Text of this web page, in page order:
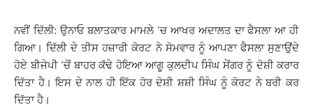
ਨਵੀਂ ਦਿੱਲੀ: ਉਨਾਓ ਬਲਾਤਕਾਰ ਮਾਮਲੇ ‘ਚ ਆਖਰ ਅਦਾਲਤ ਦਾ ਫੈਸਲਾ ਆ ਹੀ
ਗਿਆ। ਦਿੱਲੀ ਦੇ ਤੀਸ ਹਜ਼ਾਰੀ ਕੋਰਟ ਨੇ ਸੋਮਵਾਰ ਨੂੰ ਆਪਣਾ ਫੈਸਲਾ ਸੁਣਾਉਂਦੇ
ਹੋਏ ਬੀਜੇਪੀ ‘ਚੋਂ ਬਾਹਰ ਕੱਢੇ ਹੋਇਆ ਆਗੂ ਕੁਲਦੀਪ ਸਿੰਘ ਸੇਂਗਰ ਨੂੰ ਦੋਸ਼ੀ ਕਰਾਰ
ਦਿੱਤਾ ਹੈ। ਇਸ ਦੇ ਨਾਲ ਹੀ ਇੱਕ ਹੋਰ ਦੋਸ਼ੀ ਸ਼ਸ਼ੀ ਸਿੰਘ ਨੂੰ ਕੋਰਟ ਨੇ ਬਰੀ ਕਰ
ਦਿੱਤਾ ਹੈ।